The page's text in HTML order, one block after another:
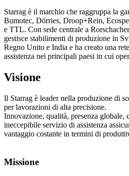
Starrag è il marchio che raggruppa la
Bumotec, Dörries, Droop+Rein,
e TTL. Con sede centrale a
gestisce stabilimenti di produzione in
Regno Unito e India e ha creato una
assistenza nei principali paesi in cui
Visione
Il Starrag è leader nella produzione di
per lavorazioni di alta precisione.
Innovazione, qualità, presenza globale,
ineccepibile servizio di assistenza
vantaggio costante in termini di
Missione